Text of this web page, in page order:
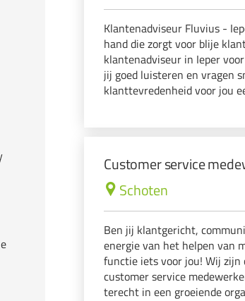
Klantenadviseur Fluvius -
hand die zorgt voor blije
klantenadviseur in Ieper
jij goed luisteren en vragen
klanttevredenheid voor jou
Customer service
Schoten
Ben jij klantgericht,
energie van het helpen van
functie iets voor jou! Wij zijn
customer service
terecht in een groeiende